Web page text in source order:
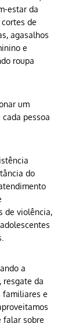
estar da
de
agasalhos
e
roupa
um
pessoa
do
de violência,
a
resgate da
familiares e
falar sobre